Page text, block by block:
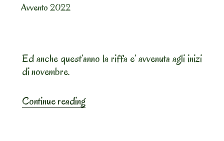
ON
Avvento 2022
Ed anche quest’anno la riffa e’ avvenuta agli inizi
di novembre.
Continue reading“Avvento